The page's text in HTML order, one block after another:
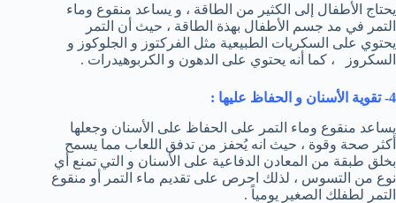
يحتاج الأطفال إلى الكثير من الطاقة ، و يساعد منقوع وماء
التمر في مد جسم الأطفال بهذة الطاقة ، حيث أن التمر
يحتوي على السكريات الطبيعية مثل الفركتوز و الجلوكوز و
السكروز ، كما أنه يحتوي على الدهون و الكربوهيدرات .
4- تقوية الأسنان و الحفاظ عليها :
يساعد منقوع وماء التمر على الحفاظ على الأسنان وجعلها
أكثر صحة وقوة ، حيث انه يُحفز من تدفق اللعاب مما يسمح
بخلق طبقة من المعادن الدفاعية على الأسنان و التي تمنع أي
نوع من التسوس ، لذلك احرص على تقديم ماء التمر أو منقوع
التمر لطفلك الصغير يومياً .